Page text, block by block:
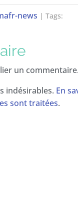
news | Tags:
un
indésirables. En
sont traitées.